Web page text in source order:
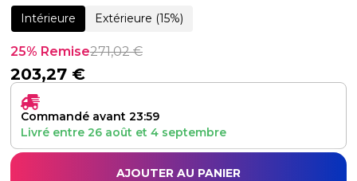
Intérieure Extérieure (15%)
25% Remise271,02€
203,27 €
Commandé avant 23:59
Livré entre 26 août et 4 septembre
AJOUTER AU PANIER